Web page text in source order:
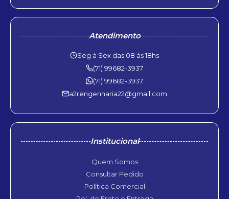
Atendimento
Seg à Sex das 08 às 18hs
(71) 99682-3937
(71) 99682-3937
a2rengenharia22@gmail.com
Institucional
Quem Somos
Consultar Pedido
Política Comercial